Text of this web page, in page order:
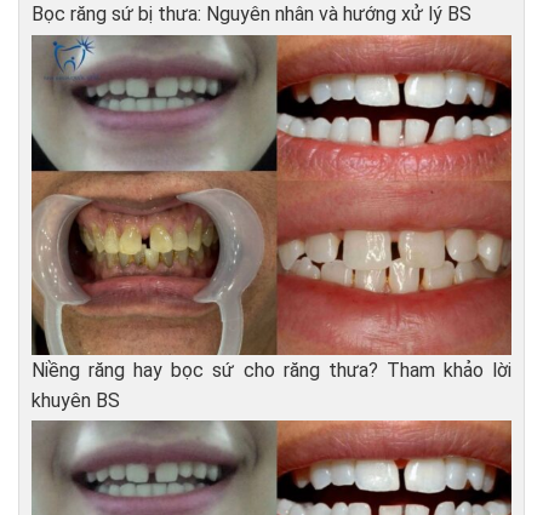
Bọc răng sứ bị thưa: Nguyên nhân và hướng xử lý BS
Niềng răng hay bọc sứ cho răng thưa? Tham khảo lời
khuyên BS